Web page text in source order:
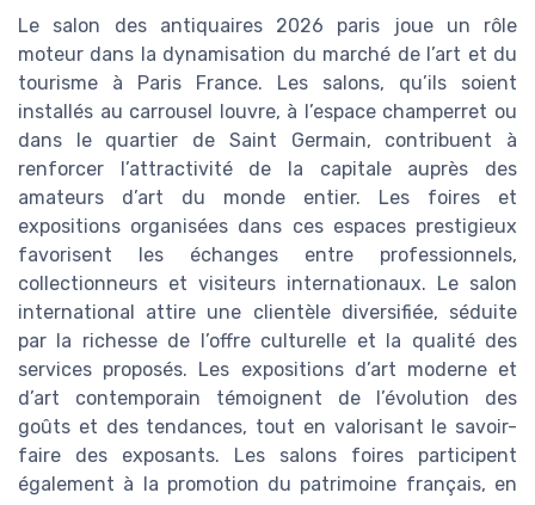
Le salon des antiquaires 2026 paris joue un rôle
moteur dans la dynamisation du marché de l’art et du
tourisme à Paris France. Les salons, qu’ils soient
installés au carrousel louvre, à l’espace champerret ou
dans le quartier de Saint Germain, contribuent à
renforcer l’attractivité de la capitale auprès des
amateurs d’art du monde entier. Les foires et
expositions organisées dans ces espaces prestigieux
favorisent les échanges entre professionnels,
collectionneurs et visiteurs internationaux. Le salon
international attire une clientèle diversifiée, séduite
par la richesse de l’offre culturelle et la qualité des
services proposés. Les expositions d’art moderne et
d’art contemporain témoignent de l’évolution des
goûts et des tendances, tout en valorisant le savoir-
faire des exposants. Les salons foires participent
également à la promotion du patrimoine français, en